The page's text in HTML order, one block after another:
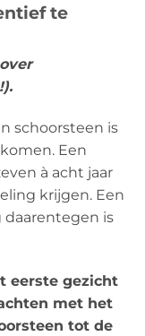
te
schoorsteen is
Een
à acht jaar
krijgen. Een
is
eerste gezicht
met het
tot de